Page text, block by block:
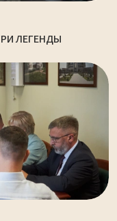
ЛЕГЕНДЫ